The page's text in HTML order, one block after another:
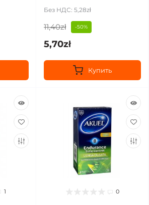
Без НДС: 5,28zł
11,40zł -50%
5,70zł
Купить
1 0